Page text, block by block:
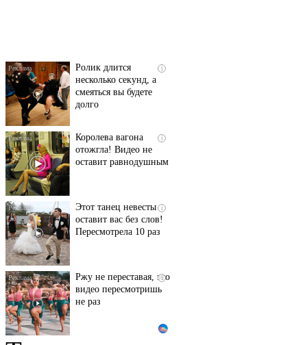
i
Ролик длится
несколько секунд, а
смеяться вы будете
долго
i
Королева вагона
отожгла! Видео не
оставит равнодушным
i
Этот танец невесты
оставит вас без слов!
Пересмотрела 10 раз
i
Ржу не переставая, это
видео пересмотришь
не раз